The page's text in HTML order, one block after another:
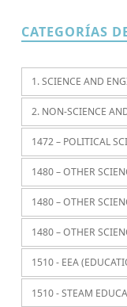
CATEGORÍAS
1. SCIENCE AND
2. NON-SCIENCE
1472 – POLITICAL
1480 – OTHER
1480 – OTHER
1480 – OTHER
1510 - EEA
1510 - STEAM